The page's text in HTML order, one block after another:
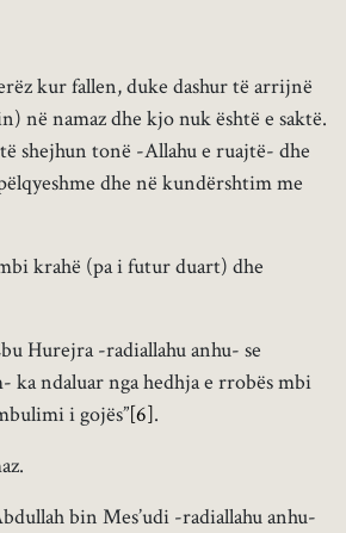
kur fallen, duke dashur të arrijnë
në namaz dhe kjo nuk është e saktë.
shejhun tonë -Allahu e ruajtë- dhe
dhe në kundërshtim me
krahë (pa i futur duart) dhe
Hurejra -radiallahu anhu- se
ka ndaluar nga hedhja e rrobës mbi
i gojës”[6].
bin Mes’udi -radiallahu anhu-